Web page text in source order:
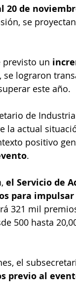
20 de
se
previsto un
se lograron
este año.
de
la actual
positivo
.
el Servicio de
para impulsar
321 mil
500 hasta
el
previo al